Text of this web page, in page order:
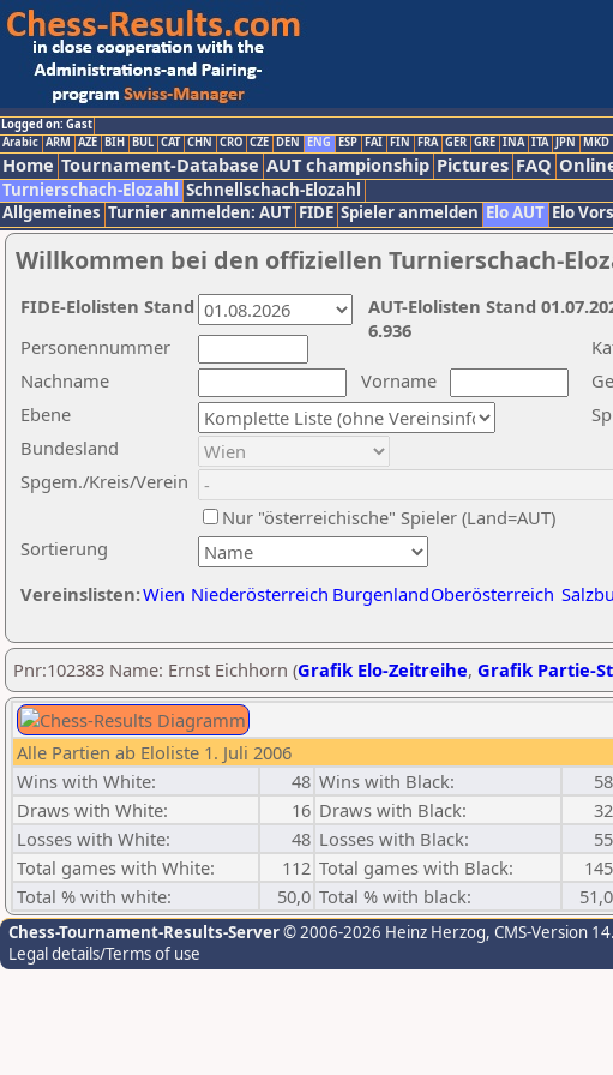
Logged on: Gast
Arabic ARM AZE BIH BUL CAT CHN CRO CZE DEN ENG ESP FAI FIN FRA GER GRE INA ITA JPN MKD
Home Tournament-Database AUT championship Pictures FAQ
Turnierschach-Elozahl Schnellschach-Elozahl
Allgemeines Turnier anmelden: AUT FIDE Spieler anmelden Elo AUT Elo
Willkommen bei den offiziellen Turnierschach-
Nachname
Vorname
Ebene
Sortierung
Personennummer
Bundesland
Spgem./Kreis/Verein
Nur "österreichische" Spieler (Land=AUT)
Vereinslisten:Wien Niederösterreich BurgenlandOberösterreich
AUT-Elolisten Stand
6.936
FIDE-Elolisten Stand
Pnr:102383 Name: Ernst Eichhorn (Grafik Elo-Zeitreihe, Grafik Partie-
Alle Partien ab Eloliste 1. Juli 2006
Wins with White:
48 Wins with Black: 58
Draws with White:
16 Draws with Black: 32
Losses with White:
48 Losses with Black: 55
Total games with White:
112 Total games with Black: 145
Total % with white:
50,0 Total % with black: 51,0
Chess-Tournament-Results-Server© 2006-2026 Heinz Herzog, CMS-Version
Legal details/Terms of use